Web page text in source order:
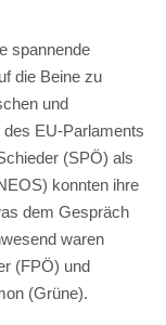
spannende
die Beine zu
und
EU-Parlaments
(SPÖ) als
konnten ihre
dem Gespräch
waren
(FPÖ) und
(Grüne).